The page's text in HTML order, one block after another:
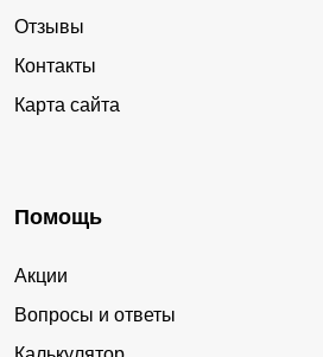
Отзывы
Контакты
Карта сайта
Помощь
Акции
Вопросы и ответы